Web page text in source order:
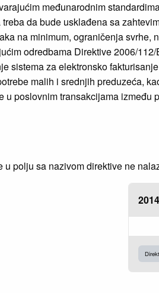
međunarodnim
da bude usklađena sa
na minimum, ograničenja svrhe,
odredbama Direktive 2006/112/
sistema za elektronsko
malih i srednjih preduzeća,
u poslovnim transakcijama između
polju sa nazivom direktive ne